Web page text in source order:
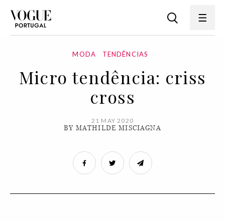
MODA TENDÊNCIAS
Micro tendência: criss
cross
21 MAY 2020
BY MATHILDE MISCIAGNA